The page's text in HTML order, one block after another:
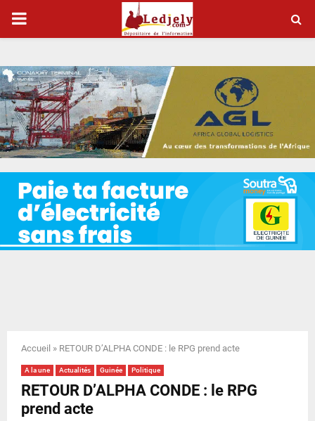
P
I
M
A
R
Y
N
U
Accueil » RETOUR D’ALPHA CONDE : le RPG prend acte
A la une Actualités Guinée Politique
RETOUR D’ALPHA CONDE : le RPG
prend acte